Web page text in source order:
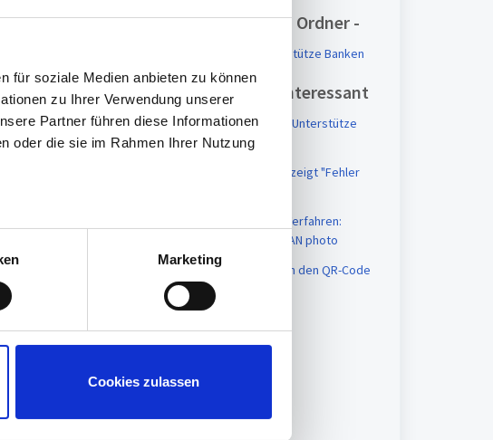
für soziale Medien anbieten zu können
zu Ihrer Verwendung unserer
Partner führen diese Informationen
oder die sie im Rahmen Ihrer Nutzung
Marketing
Cookies zulassen
mit dem
Artikel in diesem Ordner -
tanJack QR - Unterstütze Banken
Vielleicht auch interessant
tanJack photo QR - Unterstütze
Banken
Der TAN-Generator zeigt "Fehler
Unterschiede TAN-Verfahren:
photoTAN / Smart-TAN photo
tanJack deluxe kann den QR-Code
nicht lesen